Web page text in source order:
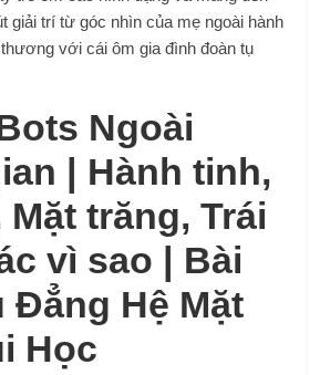
giải trí từ góc nhìn của mẹ ngoài hành
với cái ôm gia đình đoàn tụ
Ngoài
| Hành tinh,
trăng, Trái
vì sao | Bài
Đẳng Hệ Mặt
Học